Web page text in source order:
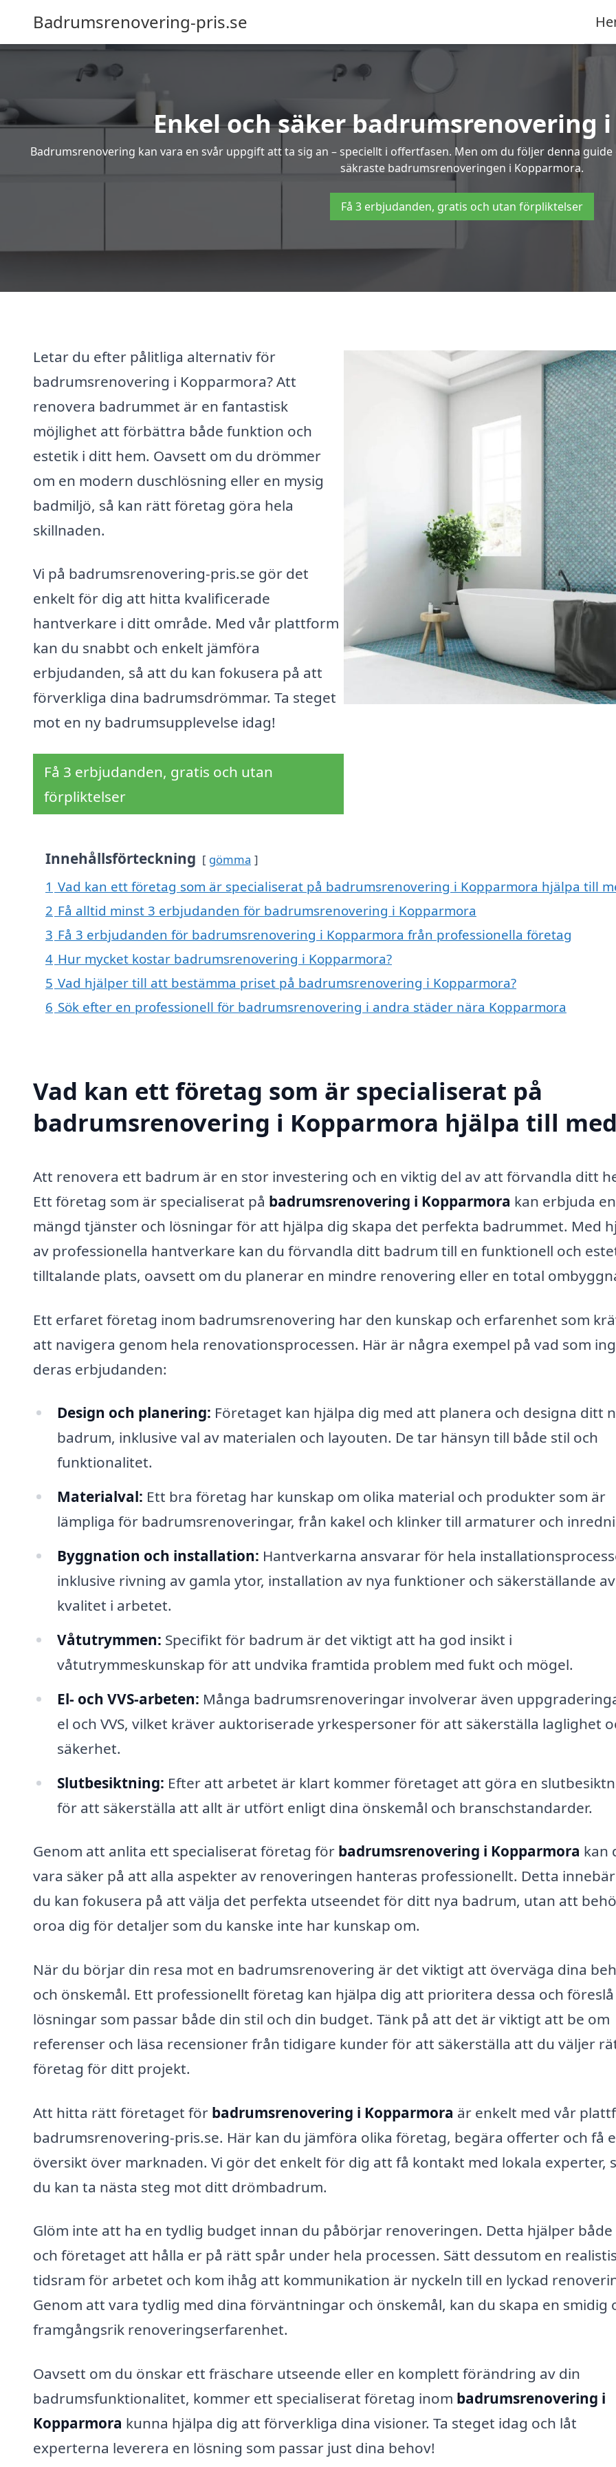
Badrumsrenovering-pris.se
Enkel och säker badrumsrenovering
Badrumsrenovering kan vara en svår uppgift att ta sig an – speciellt i offertfasen. Men om du följer denna
säkraste badrumsrenoveringen i Kopparmora.
Få 3 erbjudanden, gratis och utan förpliktelser
Letar du efter pålitliga alternativ för
badrumsrenovering i Kopparmora? Att
renovera badrummet är en fantastisk
möjlighet att förbättra både funktion och
estetik i ditt hem. Oavsett om du drömmer
om en modern duschlösning eller en mysig
badmiljö, så kan rätt företag göra hela
skillnaden.
Vi på badrumsrenovering-pris.se gör det
enkelt för dig att hitta kvalificerade
hantverkare i ditt område. Med vår plattform
kan du snabbt och enkelt jämföra
erbjudanden, så att du kan fokusera på att
förverkliga dina badrumsdrömmar. Ta steget
mot en ny badrumsupplevelse idag!
Få 3 erbjudanden, gratis och utan
förpliktelser
Innehållsförteckning gömma
1 Vad kan ett företag som är specialiserat på badrumsrenovering i Kopparmora hjälpa till
2 Få alltid minst 3 erbjudanden för badrumsrenovering i Kopparmora
3 Få 3 erbjudanden för badrumsrenovering i Kopparmora från professionella företag
4 Hur mycket kostar badrumsrenovering i Kopparmora?
5 Vad hjälper till att bestämma priset på badrumsrenovering i Kopparmora?
6 Sök efter en professionell för badrumsrenovering i andra städer nära Kopparmora
Vad kan ett företag som är specialiserat på
badrumsrenovering i Kopparmora hjälpa till
Att renovera ett badrum är en stor investering och en viktig del av att förvandla ditt
Ett företag som är specialiserat på badrumsrenovering i Kopparmora kan erbjuda en
mängd tjänster och lösningar för att hjälpa dig skapa det perfekta badrummet. Med
av professionella hantverkare kan du förvandla ditt badrum till en funktionell och
tilltalande plats, oavsett om du planerar en mindre renovering eller en total
Ett erfaret företag inom badrumsrenovering har den kunskap och erfarenhet som
att navigera genom hela renovationsprocessen. Här är några exempel på vad som
deras erbjudanden:
Design och planering: Företaget kan hjälpa dig med att planera och designa ditt
badrum, inklusive val av materialen och layouten. De tar hänsyn till både stil och
funktionalitet.
Materialval: Ett bra företag har kunskap om olika material och produkter som är
lämpliga för badrumsrenoveringar, från kakel och klinker till armaturer och
Byggnation och installation: Hantverkarna ansvarar för hela
inklusive rivning av gamla ytor, installation av nya funktioner och säkerställande
kvalitet i arbetet.
Våtutrymmen: Specifikt för badrum är det viktigt att ha god insikt i
våtutrymmeskunskap för att undvika framtida problem med fukt och mögel.
El- och VVS-arbeten: Många badrumsrenoveringar involverar även
el och VVS, vilket kräver auktoriserade yrkespersoner för att säkerställa laglighet
säkerhet.
Slutbesiktning: Efter att arbetet är klart kommer företaget att göra en
för att säkerställa att allt är utfört enligt dina önskemål och branschstandarder.
Genom att anlita ett specialiserat företag för badrumsrenovering i Kopparmora kan
vara säker på att alla aspekter av renoveringen hanteras professionellt. Detta
du kan fokusera på att välja det perfekta utseendet för ditt nya badrum, utan att
oroa dig för detaljer som du kanske inte har kunskap om.
När du börjar din resa mot en badrumsrenovering är det viktigt att överväga dina
och önskemål. Ett professionellt företag kan hjälpa dig att prioritera dessa och föreslå
lösningar som passar både din stil och din budget. Tänk på att det är viktigt att be om
referenser och läsa recensioner från tidigare kunder för att säkerställa att du väljer
företag för ditt projekt.
Att hitta rätt företaget för badrumsrenovering i Kopparmora är enkelt med vår
badrumsrenovering-pris.se. Här kan du jämföra olika företag, begära offerter och få
översikt över marknaden. Vi gör det enkelt för dig att få kontakt med lokala experter,
du kan ta nästa steg mot ditt drömbadrum.
Glöm inte att ha en tydlig budget innan du påbörjar renoveringen. Detta hjälper
och företaget att hålla er på rätt spår under hela processen. Sätt dessutom en
tidsram för arbetet och kom ihåg att kommunikation är nyckeln till en lyckad
Genom att vara tydlig med dina förväntningar och önskemål, kan du skapa en smidig
framgångsrik renoveringserfarenhet.
Oavsett om du önskar ett fräschare utseende eller en komplett förändring av din
badrumsfunktionalitet, kommer ett specialiserat företag inom badrumsrenovering i
Kopparmora kunna hjälpa dig att förverkliga dina visioner. Ta steget idag och låt
experterna leverera en lösning som passar just dina behov!